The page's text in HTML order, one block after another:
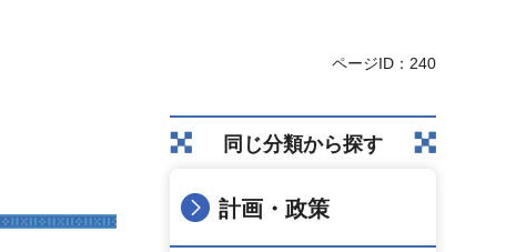
ページID：240
同じ分類から探す
計画・政策